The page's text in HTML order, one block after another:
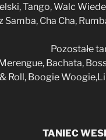
Tango, Walc
Samba, Cha Cha,
Pozostałe
Bachata,
Roll, Boogie
TANIEC